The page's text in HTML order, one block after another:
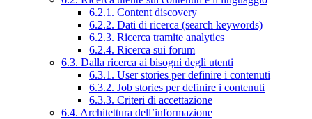
6.2.1. Content discovery
6.2.2. Dati di ricerca (search keywords)
6.2.3. Ricerca tramite analytics
6.2.4. Ricerca sui forum
6.3. Dalla ricerca ai bisogni degli utenti
6.3.1. User stories per definire i contenuti
6.3.2. Job stories per definire i contenuti
6.3.3. Criteri di accettazione
6.4. Architettura dell’informazione